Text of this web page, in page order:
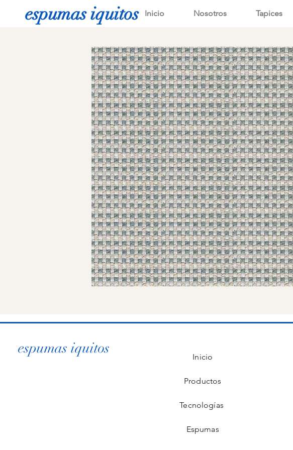
espumas iquitos Inicio Nosotros Tapices
espumas iquitos
Inicio
Productos
Tecnologías
Espumas